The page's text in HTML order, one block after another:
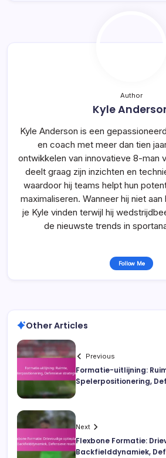
Author
Kyle
Kyle Anderson is een
en coach met meer dan tien
ontwikkelen van innovatieve 8-man
deelt graag zijn inzichten en
waardoor hij teams helpt hun
maximaliseren. Wanneer hij niet
je Kyle vinden terwijl hij
de nieuwste trends in
Follow Me
Other Articles
Previous
Formatie-uitlijning:
Spelerpositionering,
Next
Flexbone Formatie:
Backfielddynamiek,